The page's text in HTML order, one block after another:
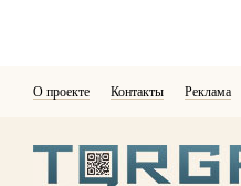
О проекте Контакты Реклама